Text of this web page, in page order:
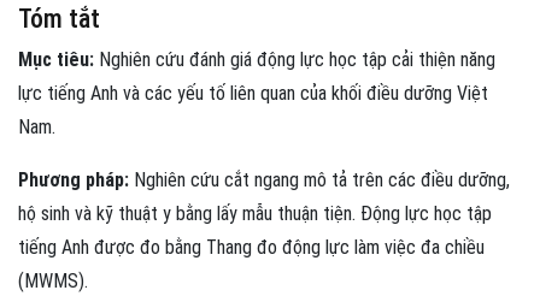
Tóm tắt
Mục tiêu: Nghiên cứu đánh giá động lực học tập cải thiện năng
lực tiếng Anh và các yếu tố liên quan của khối điều dưỡng Việt
Nam.
Phương pháp: Nghiên cứu cắt ngang mô tả trên các điều dưỡng,
hộ sinh và kỹ thuật y bằng lấy mẫu thuận tiện. Động lực học tập
tiếng Anh được đo bằng Thang đo động lực làm việc đa chiều
(MWMS).